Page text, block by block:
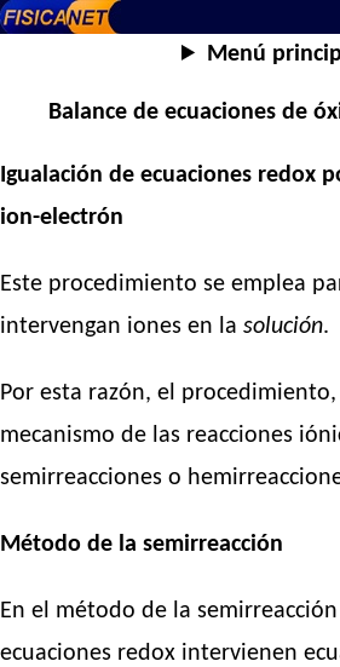
Menú
Balance de ecuaciones de
Igualación de ecuaciones redox
ion-electrón
Este procedimiento se emplea
intervengan iones en la solución.
Por esta razón, el
mecanismo de las reacciones
semirreacciones o
Método de la semirreacción
En el método de la
ecuaciones redox intervienen